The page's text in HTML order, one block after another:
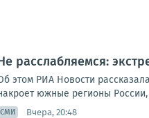
расслабляемся:
этом РИА Новости
южные регионы России,
СМИ Вчера, 20:48